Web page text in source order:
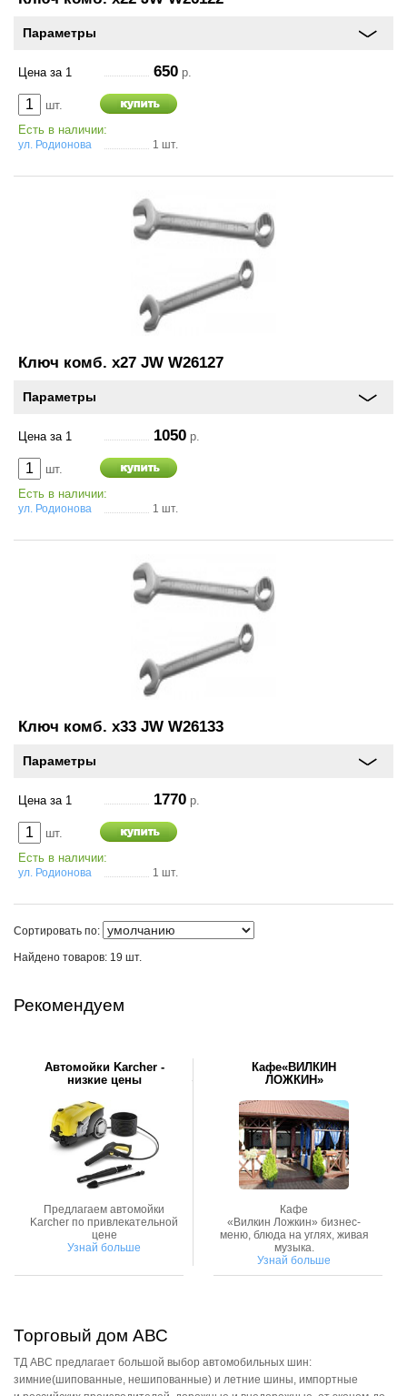
Параметры
Цена за 1 650 р.
шт.
Есть в наличии:
ул. Родионова 1 шт.
Ключ комб. х27 JW W26127
Параметры
Цена за 1 1050 р.
шт.
Есть в наличии:
ул. Родионова 1 шт.
Ключ комб. х33 JW W26133
Параметры
Цена за 1 1770 р.
шт.
Есть в наличии:
ул. Родионова 1 шт.
Сортировать по:
Найдено товаров: 19 шт.
Рекомендуем
Автомойки Karcher -
низкие цены
Предлагаем автомойки
Karcher по привлекательной
цене
Узнай больше
Кафе«ВИЛКИН
ЛОЖКИН»
Кафе
«Вилкин Ложкин» бизнес-
меню, блюда на углях, живая
музыка.
Узнай больше
Торговый дом АВС
ТД АВС предлагает большой выбор автомобильных шин:
зимние(шипованные, нешипованные) и летние шины, импортные